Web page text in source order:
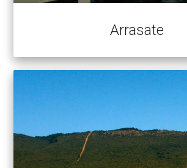
Arrasate